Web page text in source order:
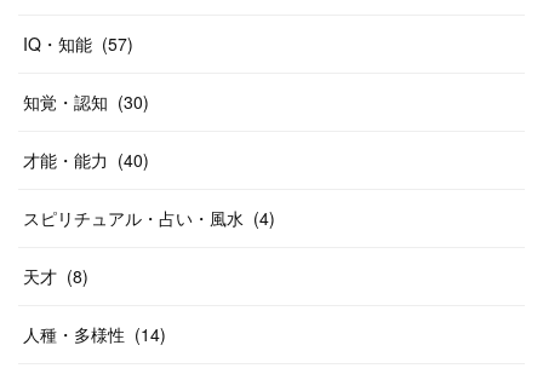
IQ・知能 (57)
知覚・認知 (30)
才能・能力 (40)
スピリチュアル・占い・風水 (4)
天才 (8)
人種・多様性 (14)